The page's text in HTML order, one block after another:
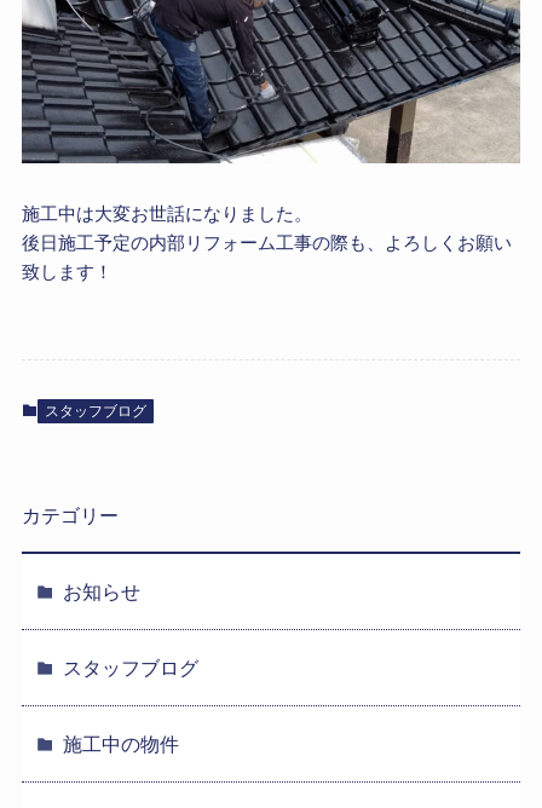
施工中は大変お世話になりました。
後日施工予定の内部リフォーム工事の際も、よろしくお願い
致します！
スタッフブログ
カテゴリー
お知らせ
スタッフブログ
施工中の物件